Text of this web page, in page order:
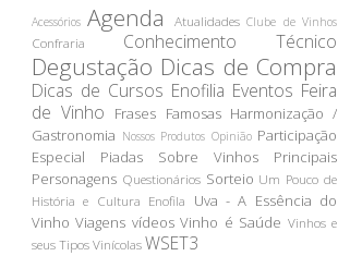
Acessórios Agenda Atualidades Clube de Vinhos
Confraria Conhecimento Técnico
Degustação Dicas de Compra
Dicas de Cursos Enofilia Eventos Feira
de Vinho
Frases Famosas Harmonização /
Gastronomia Nossos Produtos Opinião Participação
Especial
Piadas Sobre Vinhos
Principais
Personagens Questionários Sorteio Um Pouco de
História e Cultura Enofila
Uva - A Essência do
Vinho Viagens vídeos Vinho é Saúde Vinhos e
seus TiposVinícolasWSET3